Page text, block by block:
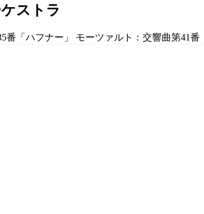
ストラ
「ハフナー」 モーツァルト：交響曲第41番